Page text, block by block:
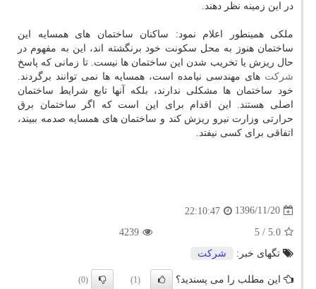
در این زمینه نظر دهند.
ملكی همینطور اعلام نمود: ساكنان ساختمان های همسایه این
ساختمان هنوز به محل سكونت خود برنگشته اند، این به مفهوم در
حال ریزش یا تخریب شدن این ساختمان ها نیست. تا زمانی كه پاسخ
شركت های مهندسی نیامده است، همسایه ها نمی توانند برگردند.
خود ساختمان ها مشكلی ندارند، بلكه آنها تابع شرایط ساختمان
اصلی هستند. این اقدام برای این است كه اگر ساختمان برق
حرارتی وزارت نیرو ریزش كند و ساختمان های همسایه صدمه ببیند،
اتفاقی برای كسی نیفتد.
1396/11/20
22:10:47
5.0
/ 5
4239
تگهای خبر:
شركت
این مطلب را می پسندید؟ (1)
(0)